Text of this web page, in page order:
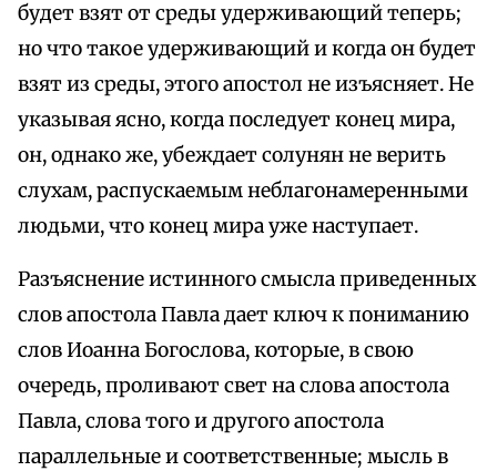
будет взят от среды удерживающий теперь;
но что такое удерживающий и когда он будет
взят из среды, этого апостол не изъясняет. Не
указывая ясно, когда последует конец мира,
он, однако же, убеждает солунян не верить
слухам, распускаемым неблагонамеренными
людьми, что конец мира уже наступает.
Разъяснение истинного смысла приведенных
слов апостола Павла дает ключ к пониманию
слов Иоанна Богослова, которые, в свою
очередь, проливают свет на слова апостола
Павла, слова того и другого апостола
параллельные и соответственные; мысль в